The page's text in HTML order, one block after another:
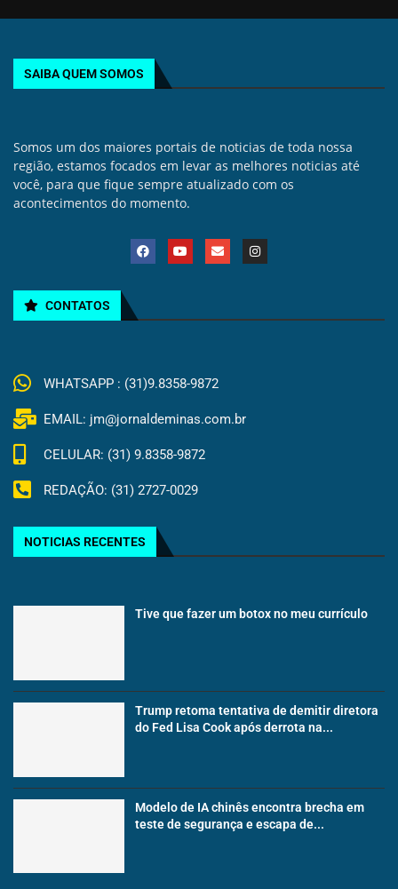
SAIBA QUEM SOMOS
Somos um dos maiores portais de noticias de toda nossa
região, estamos focados em levar as melhores noticias até
você, para que fique sempre atualizado com os
acontecimentos do momento.
CONTATOS
WHATSAPP : (31)9.8358-9872
EMAIL: jm@jornaldeminas.com.br
CELULAR: (31) 9.8358-9872
REDAÇÃO: (31) 2727-0029
NOTICIAS RECENTES
Tive que fazer um botox no meu currículo
Trump retoma tentativa de demitir diretora
do Fed Lisa Cook após derrota na...
Modelo de IA chinês encontra brecha em
teste de segurança e escapa de...